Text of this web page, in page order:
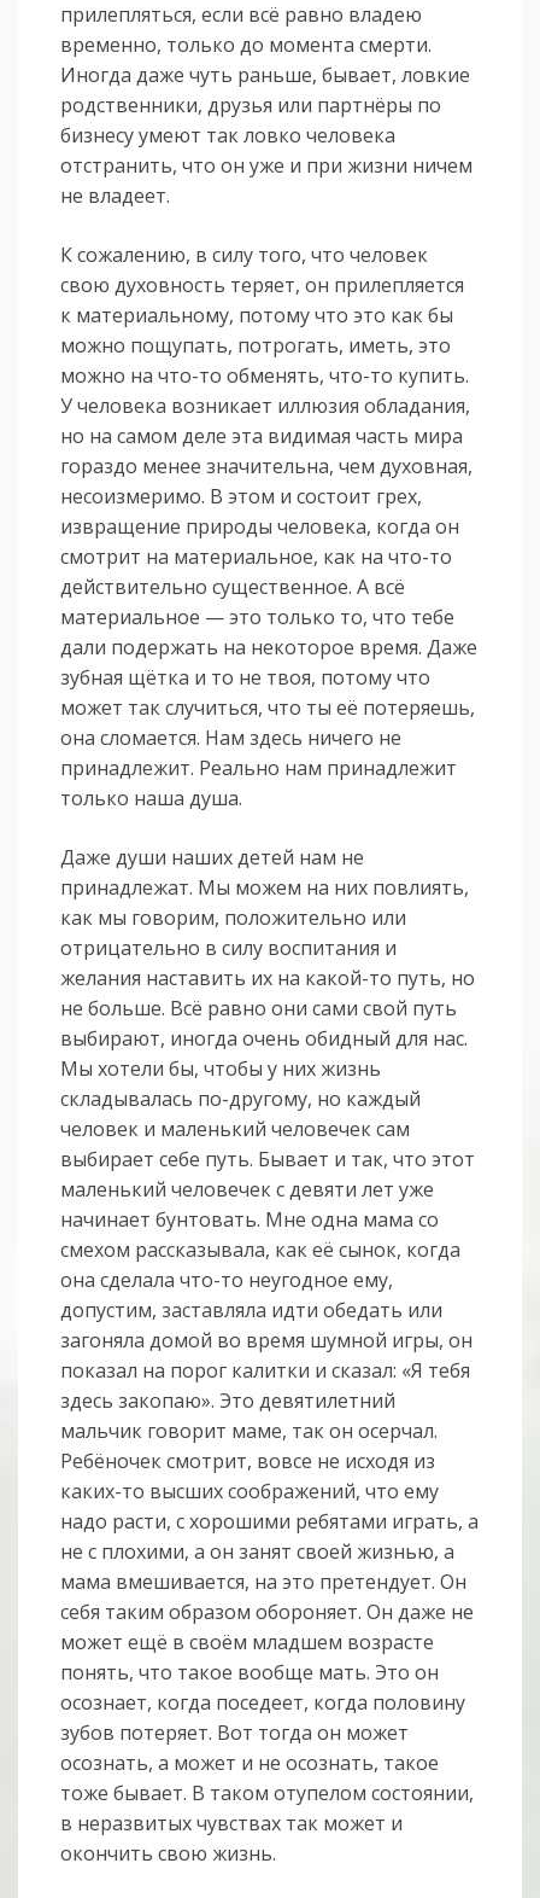
прилепляться, если всё равно владею
временно, только до момента смерти.
Иногда даже чуть раньше, бывает, ловкие
родственники, друзья или партнёры по
бизнесу умеют так ловко человека
отстранить, что он уже и при жизни ничем
не владеет.
К сожалению, в силу того, что человек
свою духовность теряет, он прилепляется
к материальному, потому что это как бы
можно пощупать, потрогать, иметь, это
можно на что-то обменять, что-то купить.
У человека возникает иллюзия обладания,
но на самом деле эта видимая часть мира
гораздо менее значительна, чем духовная,
несоизмеримо. В этом и состоит грех,
извращение природы человека, когда он
смотрит на материальное, как на что-то
действительно существенное. А всё
материальное — это только то, что тебе
дали подержать на некоторое время. Даже
зубная щётка и то не твоя, потому что
может так случиться, что ты её потеряешь,
она сломается. Нам здесь ничего не
принадлежит. Реально нам принадлежит
только наша душа.
Даже души наших детей нам не
принадлежат. Мы можем на них повлиять,
как мы говорим, положительно или
отрицательно в силу воспитания и
желания наставить их на какой-то путь, но
не больше. Всё равно они сами свой путь
выбирают, иногда очень обидный для нас.
Мы хотели бы, чтобы у них жизнь
складывалась по-другому, но каждый
человек и маленький человечек сам
выбирает себе путь. Бывает и так, что этот
маленький человечек с девяти лет уже
начинает бунтовать. Мне одна мама со
смехом рассказывала, как её сынок, когда
она сделала что-то неугодное ему,
допустим, заставляла идти обедать или
загоняла домой во время шумной игры, он
показал на порог калитки и сказал: «Я тебя
здесь закопаю». Это девятилетний
мальчик говорит маме, так он осерчал.
Ребёночек смотрит, вовсе не исходя из
каких-то высших соображений, что ему
надо расти, с хорошими ребятами играть, а
не с плохими, а он занят своей жизнью, а
мама вмешивается, на это претендует. Он
себя таким образом обороняет. Он даже не
может ещё в своём младшем возрасте
понять, что такое вообще мать. Это он
осознает, когда поседеет, когда половину
зубов потеряет. Вот тогда он может
осознать, а может и не осознать, такое
тоже бывает. В таком отупелом состоянии,
в неразвитых чувствах так может и
окончить свою жизнь.